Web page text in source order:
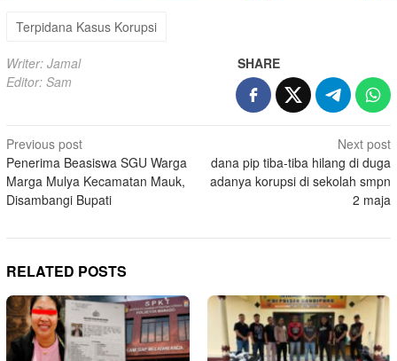
Terpidana Kasus Korupsi
Writer: Jamal
Editor: Sam
SHARE
Post
navigation
Previous post
Penerima Beasiswa SGU Warga
Marga Mulya Kecamatan Mauk,
Disambangi Bupati
Next post
dana pip tiba-tiba hilang di duga
adanya korupsi di sekolah smpn
2 maja
RELATED POSTS